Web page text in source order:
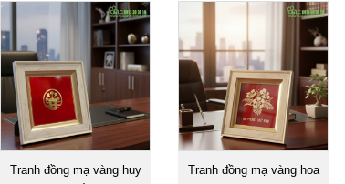
Tranh đồng mạ vàng huy
Tranh đồng mạ vàng hoa